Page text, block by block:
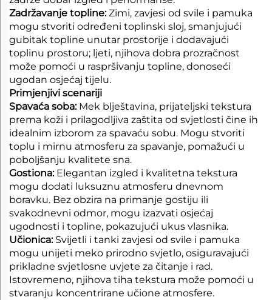
Zadržavanje topline:Zimi, zavjesi od svile i pamuka
mogu stvoriti određeni toplinski sloj, smanjujući
gubitak topline unutar prostorije i dodavajući
toplinu prostoru; ljeti, njihova dobra prozračnost
može pomoći u raspršivanju topline, donoseći
ugodan osjećaj tijelu.
Primjenjivi scenariji
Spavaća soba: Mek blještavina, prijateljski tekstura
prema koži i prilagodljiva zaštita od svjetlosti čine ih
idealnim izborom za spavaću sobu. Mogu stvoriti
toplu i mirnu atmosferu za spavanje, pomažući u
poboljšanju kvalitete sna.
Gostiona: Elegantan izgled i kvalitetna tekstura
mogu dodati luksuznu atmosferu dnevnom
boravku. Bez obzira na primanje gostiju ili
svakodnevni odmor, mogu izazvati osjećaj
ugodnosti i topline, pokazujući ukus vlasnika.
Učionica: Svijetli i tanki zavjesi od svile i pamuka
mogu unijeti meko prirodno svjetlo, osiguravajući
prikladne svjetlosne uvjete za čitanje i rad.
Istovremeno, njihova tiha tekstura može pomoći u
stvaranju koncentrirane učione atmosfere.